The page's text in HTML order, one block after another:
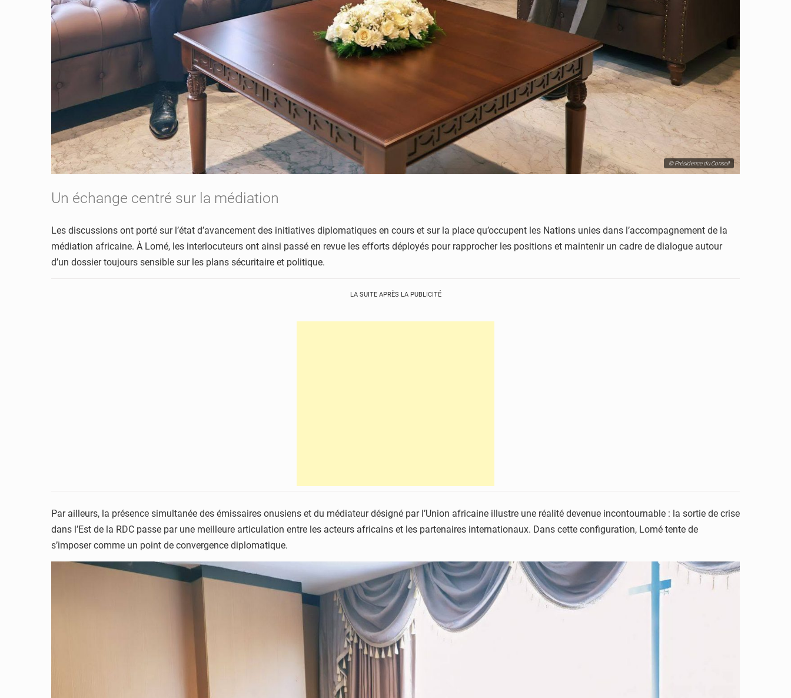
© Présidence du Conseil
Un échange centré sur la médiation
Les discussions ont porté sur l’état d’avancement des initiatives diplomatiques en cours et sur la place qu’occupent les Nations unies dans l’accompagnement de la
médiation africaine. À Lomé, les interlocuteurs ont ainsi passé en revue les efforts déployés pour rapprocher les positions et maintenir un cadre de dialogue autour
d’un dossier toujours sensible sur les plans sécuritaire et politique.
LA SUITE APRÈS LA PUBLICITÉ
Par ailleurs, la présence simultanée des émissaires onusiens et du médiateur désigné par l’Union africaine illustre une réalité devenue incontournable : la sortie de crise
dans l’Est de la RDC passe par une meilleure articulation entre les acteurs africains et les partenaires internationaux. Dans cette configuration, Lomé tente de
s’imposer comme un point de convergence diplomatique.